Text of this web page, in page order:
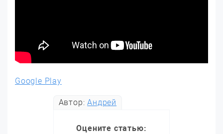
Google Play
Автор:Андрей
Оцените статью: